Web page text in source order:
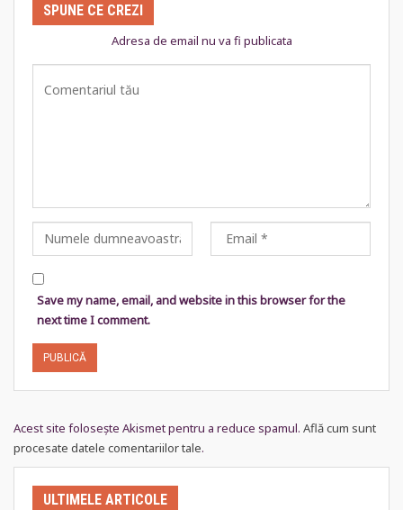
SPUNE CE CREZI
Adresa de email nu va fi publicata
Save my name, email, and website in this browser for the
next time I comment.
Acest site folosește Akismet pentru a reduce spamul. Află cum sunt
procesate datele comentariilor tale.
ULTIMELE ARTICOLE